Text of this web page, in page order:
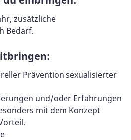
zusätzliche
Bedarf.
Prävention sexualisierter
und/oder Erfahrungen
mit dem Konzept